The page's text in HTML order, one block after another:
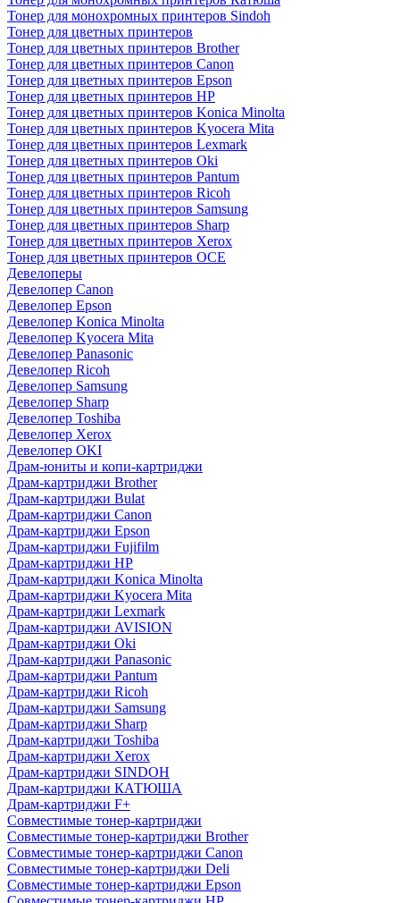
Тонер для монохромных принтеров Sindoh
Тонер для цветных принтеров
Тонер для цветных принтеров Brother
Тонер для цветных принтеров Canon
Тонер для цветных принтеров Epson
Тонер для цветных принтеров HP
Тонер для цветных принтеров Konica Minolta
Тонер для цветных принтеров Kyocera Mita
Тонер для цветных принтеров Lexmark
Тонер для цветных принтеров Oki
Тонер для цветных принтеров Pantum
Тонер для цветных принтеров Ricoh
Тонер для цветных принтеров Samsung
Тонер для цветных принтеров Sharp
Тонер для цветных принтеров Xerox
Тонер для цветных принтеров OCE
Девелоперы
Девелопер Canon
Девелопер Epson
Девелопер Konica Minolta
Девелопер Kyocera Mita
Девелопер Panasonic
Девелопер Ricoh
Девелопер Samsung
Девелопер Sharp
Девелопер Toshiba
Девелопер Xerox
Девелопер OKI
Драм-юниты и копи-картриджи
Драм-картриджи Brother
Драм-картриджи Bulat
Драм-картриджи Canon
Драм-картриджи Epson
Драм-картриджи Fujifilm
Драм-картриджи HP
Драм-картриджи Konica Minolta
Драм-картриджи Kyocera Mita
Драм-картриджи Lexmark
Драм-картриджи AVISION
Драм-картриджи Oki
Драм-картриджи Panasonic
Драм-картриджи Pantum
Драм-картриджи Ricoh
Драм-картриджи Samsung
Драм-картриджи Sharp
Драм-картриджи Toshiba
Драм-картриджи Xerox
Драм-картриджи SINDOH
Драм-картриджи КАТЮША
Драм-картриджи F+
Совместимые тонер-картриджи
Совместимые тонер-картриджи Brother
Совместимые тонер-картриджи Canon
Совместимые тонер-картриджи Deli
Совместимые тонер-картриджи Epson